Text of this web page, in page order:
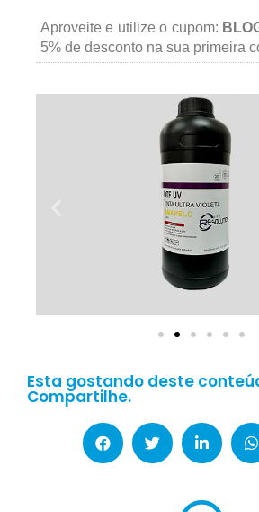
Aproveite e utilize o cupom:
5% de desconto na sua primeira
Esta gostando deste
Compartilhe.